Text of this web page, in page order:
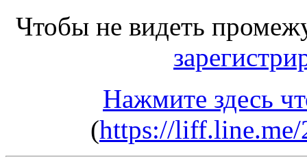
Чтобы не видеть
Нажмите здесь
(https://liff.line.me/